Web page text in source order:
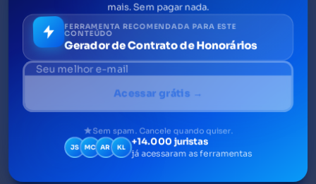
O que é SAF no futebol: estrutura
legal, tributação e obrigações
jurídicas
SAF no futebol: entenda estrutura legal,
investidores e assessoria jurídica em 2026.
17 de abril de 2026 12 min de leitura Por Tiago Fachini
mais. Sem pagar nada.
FERRAMENTA RECOMENDADA PARA ESTE
CONTEÚDO
Gerador de Contrato de Honorários
Acessar grátis →
Sem spam. Cancele quando quiser.
JS MC AR KL +14.000 juristas
já acessaram as ferramentas